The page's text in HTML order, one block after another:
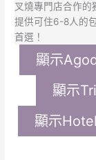
叉燒專門店合作的
提供可住6-8人的
首選！
顯示
顯示
顯示